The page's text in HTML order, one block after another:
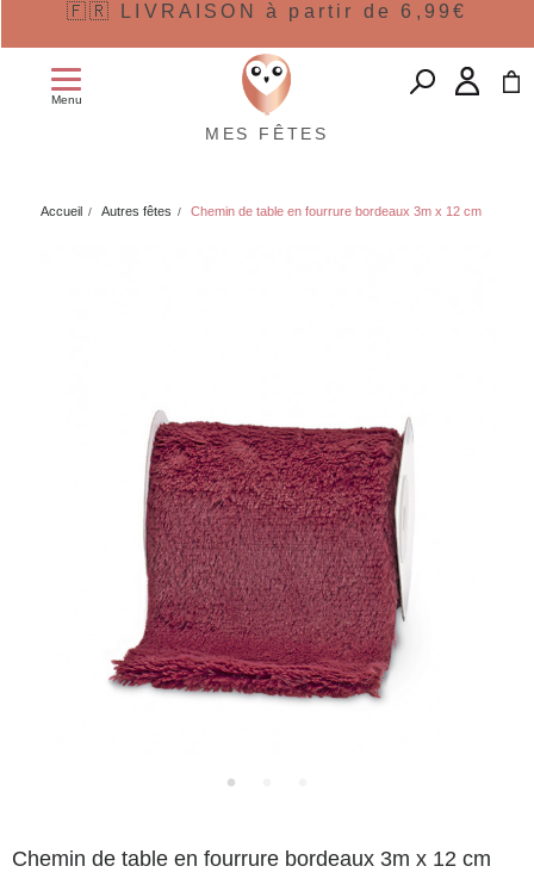
🇫🇷 LIVRAISON à partir de 6,99€
Menu
MES FÊTES
Accueil Autres fêtes Chemin de table en fourrure bordeaux 3m x 12 cm
Chemin de table en fourrure bordeaux 3m x 12 cm